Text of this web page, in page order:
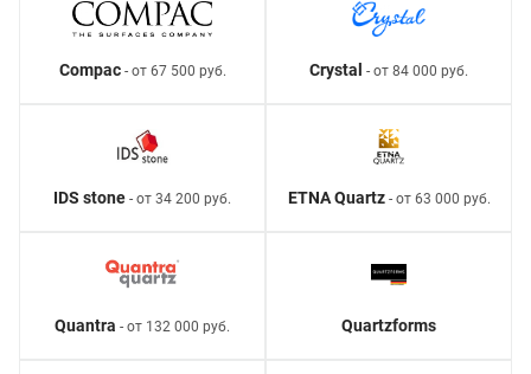
Compac- от 67 500 руб. Crystal - от 84 000 руб.
IDS stone - от 34 200 руб. ETNA Quartz- от 63 000 руб.
Quantra - от 132 000 руб. Quartzforms